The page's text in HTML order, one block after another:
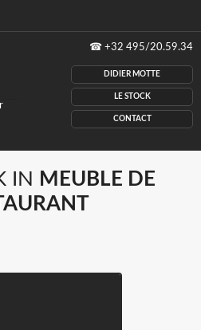
☎ +32 495/20.59.34
DIDIER MOTTE
LE STOCK
CONTACT
IN
MEUBLE DE